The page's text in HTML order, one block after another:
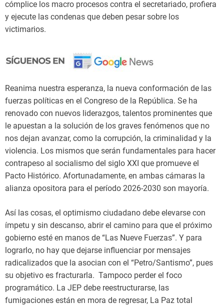
cómplice los macro procesos contra el secretariado, profiera
y ejecute las condenas que deben pesar sobre los
victimarios.
Reanima nuestra esperanza, la nueva conformación de las
fuerzas políticas en el Congreso de la República. Se ha
renovado con nuevos liderazgos, talentos prominentes que
le apuestan a la solución de los graves fenómenos que no
nos dejan avanzar, como la corrupción, la criminalidad y la
violencia. Los mismos que serán fundamentales para hacer
contrapeso al socialismo del siglo XXI que promueve el
Pacto Histórico. Afortunadamente, en ambas cámaras la
alianza opositora para el período 2026-2030 son mayoría.
Así las cosas, el optimismo ciudadano debe elevarse con
ímpetu y sin descanso, abrir el camino para que el próximo
gobierno esté en manos de “Las Nueve Fuerzas”. Y para
lograrlo, no hay que dejarse influenciar por mensajes
radicalizados que la asocian con el “Petro/Santismo”, pues
su objetivo es fracturarla. Tampoco perder el foco
programático. La JEP debe reestructurarse, las
fumigaciones están en mora de regresar, La Paz total